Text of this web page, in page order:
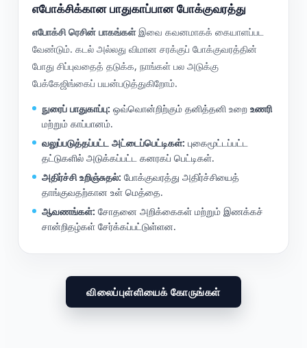
எபோக்சிக்கான பாதுகாப்பான போக்குவரத்து
எபோக்சி ரெசின் பாகங்கள்இவை கவனமாகக் கையாளப்பட
வேண்டும். கடல் அல்லது விமான சரக்குப் போக்குவரத்தின்
போது சிப்புவதைத் தடுக்க, நாங்கள் பல அடுக்கு
பேக்கேஜிங்கைப் பயன்படுத்துகிறோம்.
நுரைப் பாதுகாப்பு: ஒவ்வொன்றிற்கும் தனித்தனி உறை உணரி
மற்றும் காப்பானம்.
வலுப்படுத்தப்பட்ட அட்டைப்பெட்டிகள்: புகைமூட்டப்பட்ட
தட்டுகளில் அடுக்கப்பட்ட கனரகப் பெட்டிகள்.
அதிர்ச்சி உறிஞ்சுதல்: போக்குவரத்து அதிர்ச்சியைத்
தாங்குவதற்கான உள் மெத்தை.
ஆவணங்கள்: சோதனை அறிக்கைகள் மற்றும் இணக்கச்
சான்றிதழ்கள் சேர்க்கப்பட்டுள்ளன.
விலைப்புள்ளியைக் கோருங்கள்